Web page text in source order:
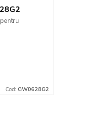
Cod: GW0628G2